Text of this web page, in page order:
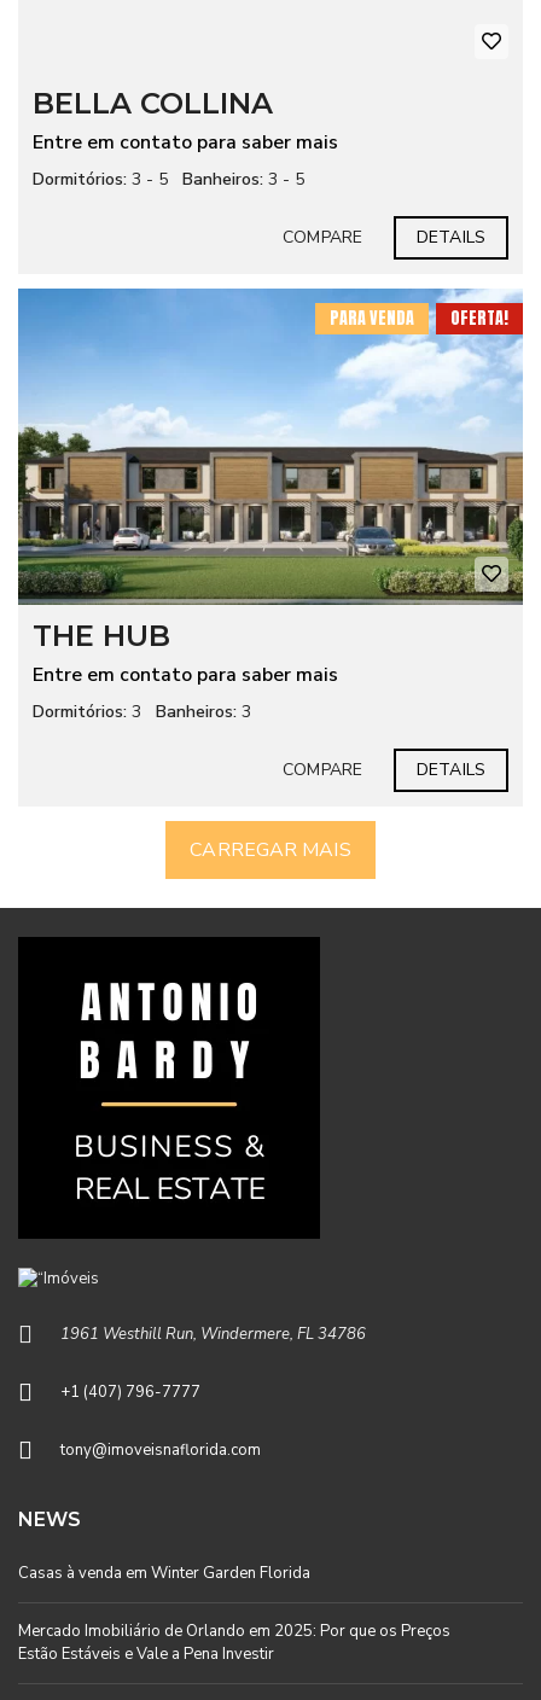
BELLA COLLINA
Entre em contato para saber mais
Dormitórios: 3 - 5 Banheiros: 3 - 5
COMPARE DETAILS
OFERTA!
PARA VENDA
THE HUB
Entre em contato para saber mais
Dormitórios: 3 Banheiros: 3
COMPARE DETAILS
CARREGAR MAIS
1961 Westhill Run, Windermere, FL 34786
+1 (407) 796-7777
tony@imoveisnaflorida.com
NEWS
Casas à venda em Winter Garden Florida
Mercado Imobiliário de Orlando em 2025: Por que os Preços
Estão Estáveis e Vale a Pena Investir